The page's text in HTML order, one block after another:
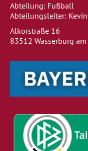
Abteilung: Fußball
Abteilungsleiter:
Alkorstraße 16
83512 Wasserburg